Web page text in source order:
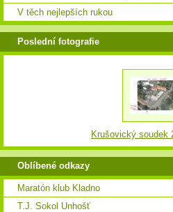
V těch nejlepších rukou
Poslední fotografie
Krušovický soudek
Oblíbené odkazy
Maratón klub Kladno
T.J. Sokol Unhošť